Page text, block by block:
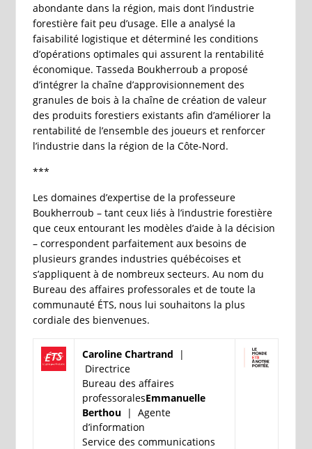
abondante dans la région, mais dont l’industrie
forestière fait peu d’usage. Elle a analysé la
faisabilité logistique et déterminé les conditions
d’opérations optimales qui assurent la rentabilité
économique. Tasseda Boukherroub a proposé
d’intégrer la chaîne d’approvisionnement des
granules de bois à la chaîne de création de valeur
des produits forestiers existants afin d’améliorer la
rentabilité de l’ensemble des joueurs et renforcer
l’industrie dans la région de la Côte-Nord.
***
Les domaines d’expertise de la professeure
Boukherroub – tant ceux liés à l’industrie forestière
que ceux entourant les modèles d’aide à la décision
– correspondent parfaitement aux besoins de
plusieurs grandes industries québécoises et
s’appliquent à de nombreux secteurs. Au nom du
Bureau des affaires professorales et de toute la
communauté ÉTS, nous lui souhaitons la plus
cordiale des bienvenues.
Caroline Chartrand
|
Directrice
Bureau des affaires
professoralesEmmanuelle
Berthou | Agente
d’information
Service des communications